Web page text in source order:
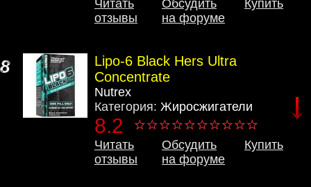
Читать
отзывы
Обсудить
на форуме
Купить
8
Lipo-6 Black Hers Ultra
Concentrate
Nutrex
Категория: Жиросжигатели
8.2
Читать
отзывы
Обсудить
на форуме
Купить